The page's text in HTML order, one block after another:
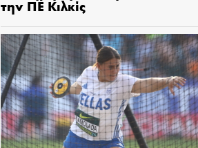
την ΠΕ Κιλκίς